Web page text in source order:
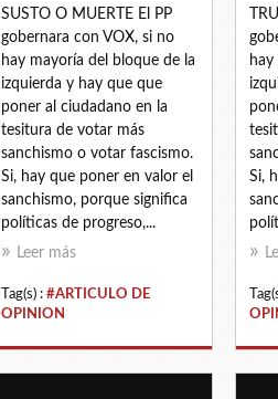
SUSTO O MUERTE El PP
gobernara con VOX, si no
hay mayoría del bloque de la
izquierda y hay que que
poner al ciudadano en la
tesitura de votar más
sanchismo o votar fascismo.
Si, hay que poner en valor el
sanchismo, porque significa
políticas de progreso,...
Leer más
Tag(s) : #ARTICULO DE
OPINION
Si,